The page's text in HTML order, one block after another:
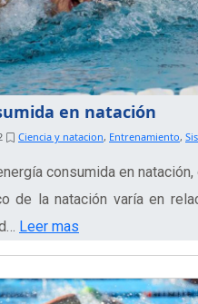
en natación
Ciencia y natacion, Entrenamiento,
consumida en natación,
de la natación varía en
Leer mas